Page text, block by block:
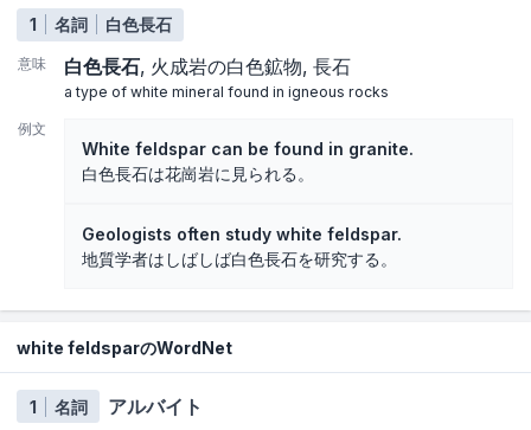
1 名詞 白色長石
意味 白色長石 火成岩の白色鉱物 長石
a type of white mineral found in igneous rocks
例文
White feldspar can be found in granite.
白色長石は花崗岩に見られる。
Geologists often study white feldspar.
地質学者はしばしば白色長石を研究する。
white feldsparのWordNet
1 名詞 アルバイト